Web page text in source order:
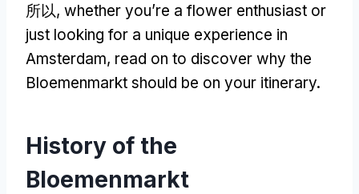
所以, whether you’re a flower enthusiast or
just looking for a unique experience in
Amsterdam, read on to discover why the
Bloemenmarkt should be on your itinerary.
History of the
Bloemenmarkt